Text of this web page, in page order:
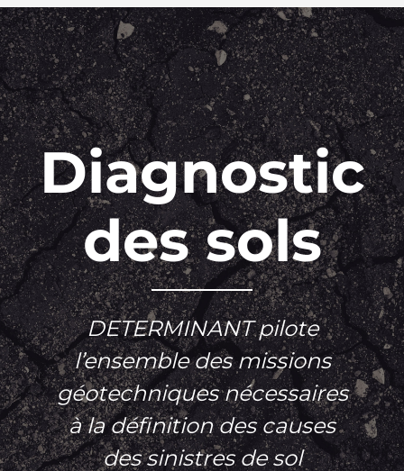
Diagnostic
des sols
DETERMINANT pilote
l’ensemble des missions
géotechniques nécessaires
à la définition des causes
des sinistres de sol